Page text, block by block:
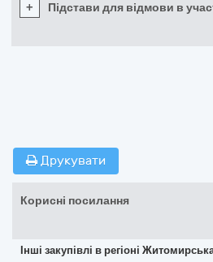
+ Підстави для відмови в
Друкувати
Корисні посилання
Інші закупівлі в регіоні